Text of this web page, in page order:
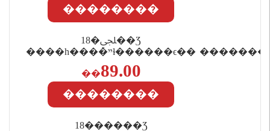
��������
18�ﶬ��Ʒ
����һ����ײɫ������ϵ��
���ſ۳���ë����֯����Ů
��89.00
��������
18������Ʒ